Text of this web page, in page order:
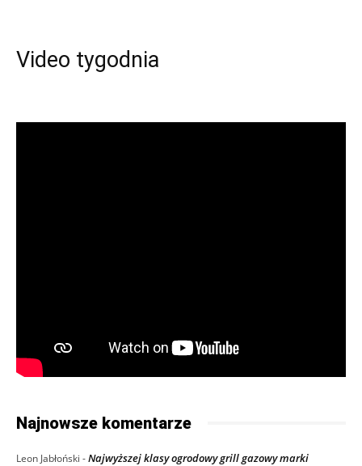
Video tygodnia
Najnowsze komentarze
Leon Jabłoński -Najwyższej klasy ogrodowy grill gazowy marki